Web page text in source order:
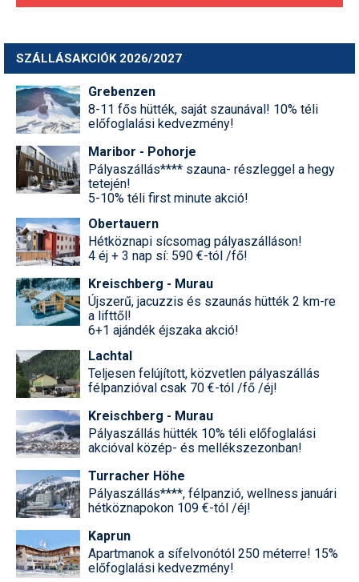
SZÁLLÁSAKCIÓK 2026/2027
Grebenzen
8-11 fős hütték, saját szaunával! 10% téli
előfoglalási kedvezmény!
Maribor - Pohorje
Pályaszállás**** szauna- részleggel a hegy
tetején!
5-10% téli first minute akció!
Obertauern
Hétköznapi sícsomag pályaszálláson!
4 éj + 3 nap sí: 590 €-tól /fő!
Kreischberg - Murau
Újszerű, jacuzzis és szaunás hütték 2 km-re
a lifttől!
6+1 ajándék éjszaka akció!
Lachtal
Teljesen felújított, közvetlen pályaszállás
félpanzióval csak 70 €-tól /fő /éj!
Kreischberg - Murau
Pályaszállás hütték 10% téli előfoglalási
akcióval közép- és mellékszezonban!
Turracher Höhe
Pályaszállás****, félpanzió, wellness januári
hétköznapokon 109 €-tól /éj!
Kaprun
Apartmanok a sífelvonótól 250 méterre! 15%
előfoglalási kedvezmény!